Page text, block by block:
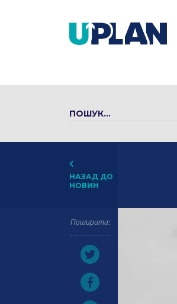
НАЗАД ДО
НОВИН
Поширити: